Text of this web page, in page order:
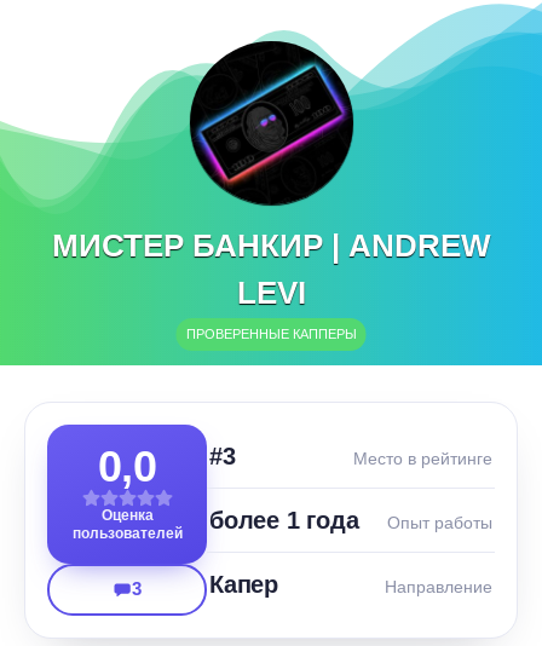
МИСТЕР БАНКИР | ANDREW
LEVI
ПРОВЕРЕННЫЕ КАППЕРЫ
0,0
Оценка
пользователей
3
#3 Место в рейтинге
более 1 года Опыт работы
Капер Направление